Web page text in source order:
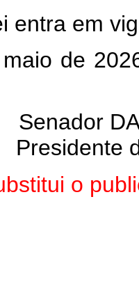
entra em
de
Senador
Presidente
o